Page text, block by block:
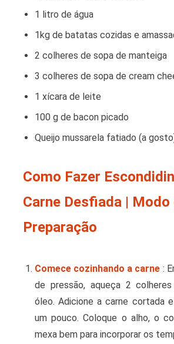
1 litro de água
1kg de batatas cozidas e
2 colheres de sopa de manteiga
3 colheres de sopa de cream
1 xícara de leite
100 g de bacon picado
Queijo mussarela fatiado (a
Como Fazer
Carne Desfiada | Modo
Preparação
Comece cozinhando a carne :
de pressão, aqueça 2
óleo. Adicione a carne cortada
um pouco. Coloque o alho, o
mexa bem para incorporar os